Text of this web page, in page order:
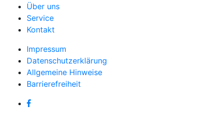
Über uns
Service
Kontakt
Impressum
Datenschutzerklärung
Allgemeine Hinweise
Barrierefreiheit